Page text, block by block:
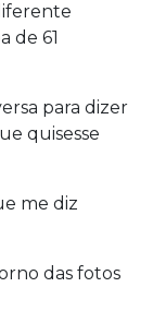
de 61
para dizer
quisesse
me diz
das fotos